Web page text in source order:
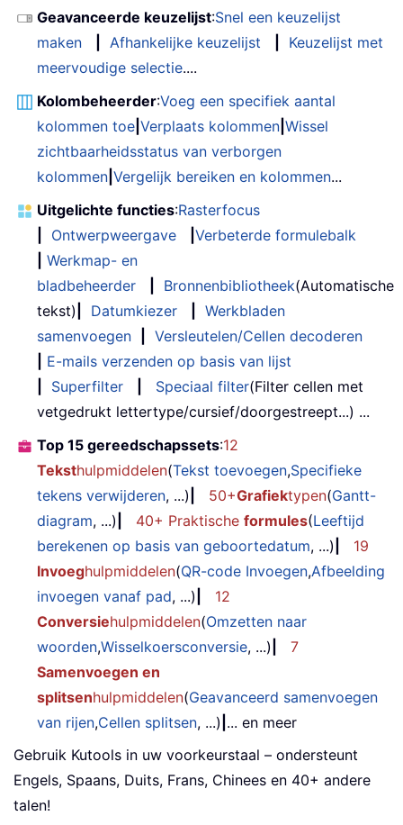
Geavanceerde keuzelijst:Snel een keuzelijst
maken
Afhankelijke keuzelijst
Keuzelijst met
meervoudige selectie....
Kolombeheerder:Voeg een specifiek aantal
kolommen toe Verplaats kolommen Wissel
zichtbaarheidsstatus van verborgen
kolommen Vergelijk bereiken en kolommen...
Uitgelichte functies:Rasterfocus
Ontwerpweergave
Verbeterde formulebalk
Werkmap- en
bladbeheerder
Bronnenbibliotheek(Automatische
tekst)
Datumkiezer
Werkbladen
samenvoegen
Versleutelen/Cellen decoderen
E-mails verzenden op basis van lijst
Superfilter Speciaal filter(Filter cellen met
vetgedrukt lettertype/cursief/doorgestreept...) ...
Top 15 gereedschapssets:12
Teksthulpmiddelen(Tekst toevoegen,Specifieke
tekens verwijderen, ...) 50+Grafiektypen(Gantt-
diagram, ...) 40+ Praktische formules(Leeftijd
berekenen op basis van geboortedatum, ...)
19
Invoeghulpmiddelen(QR-code Invoegen,Afbeelding
invoegen vanaf pad, ...)
12
Conversiehulpmiddelen(Omzetten naar
woorden,Wisselkoersconversie, ...)
7
Samenvoegen en
splitsenhulpmiddelen(Geavanceerd samenvoegen
van rijen,Cellen splitsen, ...) ... en meer
Gebruik Kutools in uw voorkeurstaal – ondersteunt
Engels, Spaans, Duits, Frans, Chinees en 40+ andere
talen!